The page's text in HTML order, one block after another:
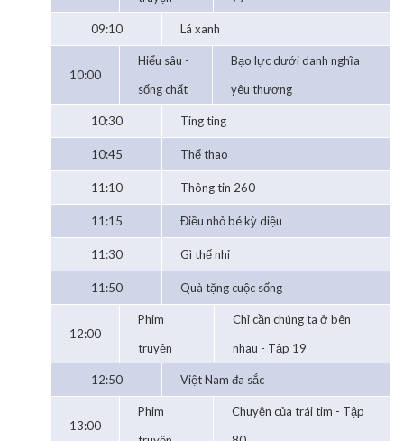
09:10 Lá xanh
10:00
Hiểu sâu -
sống chất
Bạo lực dưới danh nghĩa
yêu thương
10:30 Ting ting
10:45 Thể thao
11:10 Thông tin 260
11:15 Điều nhỏ bé kỳ diệu
11:30 Gì thế nhỉ
11:50 Quà tặng cuộc sống
12:00
Phim
truyện
Chỉ cần chúng ta ở bên
nhau - Tập 19
12:50 Việt Nam đa sắc
13:00
Phim
Chuyện của trái tim - Tập